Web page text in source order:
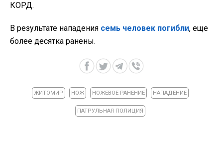
КОРД.
В результате нападения семь человек погибли, еще
более десятка ранены.
ЖИТОМИР НОЖ НОЖЕВОЕ РАНЕНИЕ НАПАДЕНИЕ
ПАТРУЛЬНАЯ ПОЛИЦИЯ